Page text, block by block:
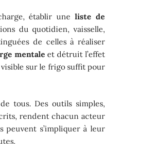
établir uneliste de
du quotidien, vaisselle,
de celles à réaliser
mentale et détruit l’effet
visible sur le frigo suffit pour
tous. Des outils simples,
rendent chacun acteur
peuvent s’impliquer à leur